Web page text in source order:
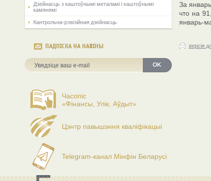
Дзейнасць з каштоўнымі металамі і каштоўнымі
камянямі
Кантрольна-рэвізійная дзейнасць
ПАДПІСКА НА НАВІНЫ
OK
Часопіс
«Фінансы, Улік, Аўдыт»
Цэнтр павышэння кваліфікацыі
Telegram-канал Мінфін Беларусі
За
что на
январь-
версія